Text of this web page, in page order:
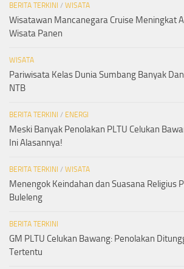
BERITA TERKINI / WISATA
Wisatawan Mancanegara Cruise Meningkat
Wisata Panen
WISATA
Pariwisata Kelas Dunia Sumbang Banyak
NTB
BERITA TERKINI / ENERGI
Meski Banyak Penolakan PLTU Celukan
Ini Alasannya!
BERITA TERKINI / WISATA
Menengok Keindahan dan Suasana Religius
Buleleng
BERITA TERKINI
GM PLTU Celukan Bawang: Penolakan
Tertentu